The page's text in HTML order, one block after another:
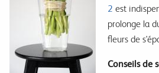
2 est
prolonge la
fleurs de
Conseils de